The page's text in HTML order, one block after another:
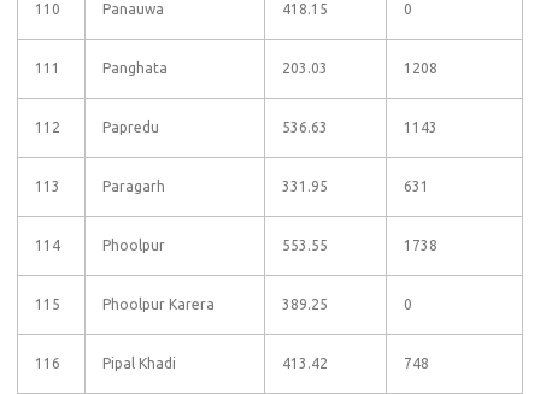
110 Panauwa 418.15 0
111 Panghata 203.03 1208
112 Papredu 536.63 1143
113 Paragarh 331.95 631
114 Phoolpur 553.55 1738
115 Phoolpur Karera 389.25 0
116 Pipal Khadi 413.42 748